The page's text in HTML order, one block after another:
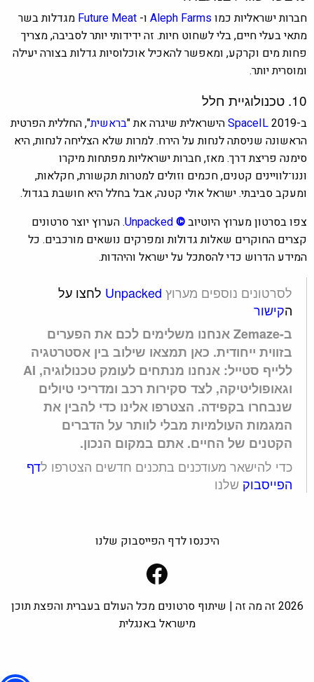
חברות ישראליות כמוAleph Farms ו-Future Meatמגדלות בשר
מתאי בעלי חיים, בלי לשחוט חיות. זה ידידותי יותר לסביבה, מצריך
פחות מים וקרקע, ומאפשר להאכיל אוכלוסיות גדלות בצורה יעילה
ומוסרית יותר.
10. טכנולוגיית חלל
ב-2019 SpaceILהישראלית שיגרה את "בראשית", החללית הפרטית
הראשונה שניסתה לנחות על הירח. למרות שלא הצליחה לנחות, היא
סימנה פריצת דרך. מאז, חברות ישראליות מפתחות מיקרו
וננו־לוויינים קטנים, חכמים וזולים למטרות תקשורת, חקלאות,
ומעקב סביבתי. ישראל אולי קטנה, אבל בחלל היא חושבת בגדול.
צפו בסרטון מערוץ היוטיוב©
Unpacked
.הערוץ יוצר סרטונים
קצרים החוקרים שאלות גדולות ומפרקים נושאים מורכבים. כל
המידע הדרוש כדי להסתכל על ישראל והיהדות.
לסרטונים נוספים מערוץUnpackedלחצו על
קישור
ב-Zemaze אנחנו משלימים לכם את הפערים
בזווית ייחודית. כאן תמצאו שילוב בין אסטרטגיה
ללייף סטייל: אנחנו מנתחים לעומק טכנולוגיה, AI
וגאופוליטיקה, לצד סקירות רכב ומדריכי טיולים
שנבחרו בקפידה. הצטרפו אלינו כדי להבין את
המגמות העולמיות מבלי לוותר על הדברים
הקטנים של החיים. אתם במקום הנכון.
כדי להישאר מעודכנים בתכנים חדשים הצטרפו ל דף
הפייסבוקשלנו
היכנסו לדף הפייסבוק שלנו
Facebook
2026 זה מה זה | שיתוף סרטונים מכל העולם בעברית והפצת תוכן
מישראל באנגלית